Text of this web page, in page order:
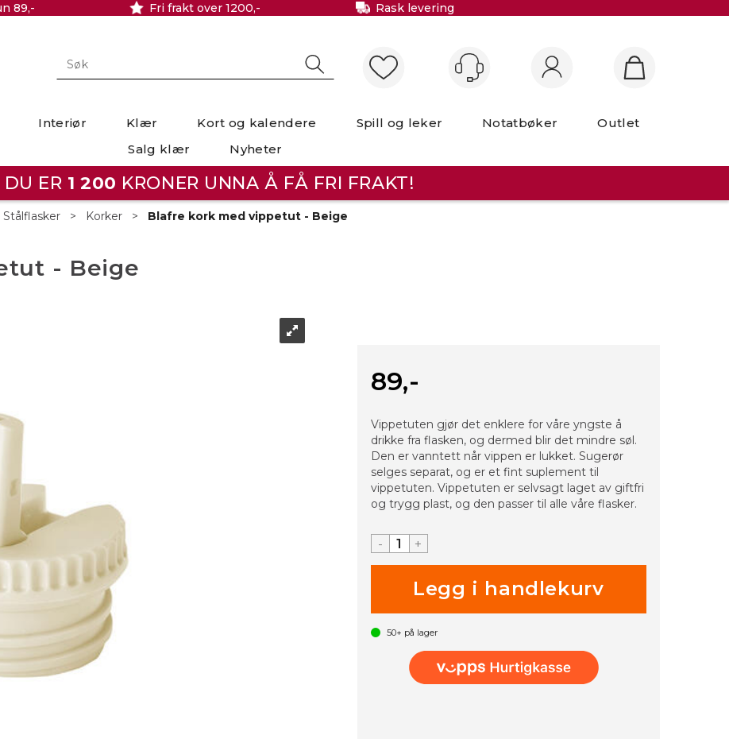
89,- Fri frakt over 1200,- Rask levering
Interiør Klær Kort og kalendere Spill og leker Notatbøker
Outlet
Salg klær
Nyheter
DU ER 1 200 KRONER UNNA Å FÅ FRI FRAKT!
Stålflasker > Korker > Blafre kork med vippetut - Beige
- Beige
89,-
Vippetuten gjør det enklere for våre yngste å
drikke fra flasken, og dermed blir det mindre søl.
Den er vanntett når vippen er lukket. Sugerør
selges separat, og er et fint suplement til
vippetuten. Vippetuten er selvsagt laget av giftfri
og trygg plast, og den passer til alle våre flasker.
- +
50+ på lager